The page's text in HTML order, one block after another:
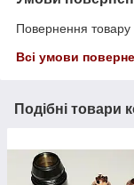
Повернення товару
Всі умови
Подібні товари